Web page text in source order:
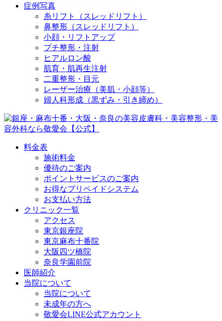
症例写真
糸リフト（スレッドリフト）
鼻整形（スレッドリフト）
小顔・リフトアップ
プチ整形・注射
ヒアルロン酸
肌育・肌再生注射
二重整形・目元
レーザー治療（美肌・小顔等）
婦人科形成（黒ずみ・引き締め）
料金表
施術料金
優待のご案内
ポイントサービスのご案内
お得なプリペイドシステム
お支払い方法
クリニック一覧
アクセス
東京銀座院
東京麻布十番院
大阪四ツ橋院
奈良学園前院
医師紹介
当院について
当院について
未成年の方へ
敬愛会LINE公式アカウント